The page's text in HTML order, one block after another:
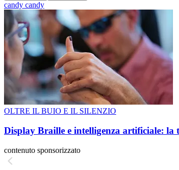
candy candy
OLTRE IL BUIO E IL SILENZIO
Display Braille e intelligenza artificiale: la
contenuto sponsorizzato